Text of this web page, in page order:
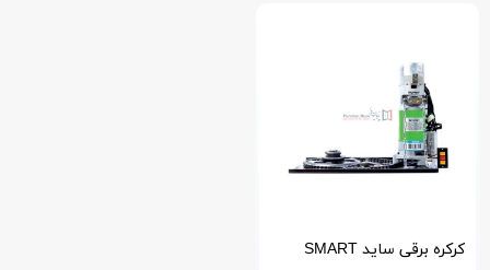
کرکره برقی ساید SMART